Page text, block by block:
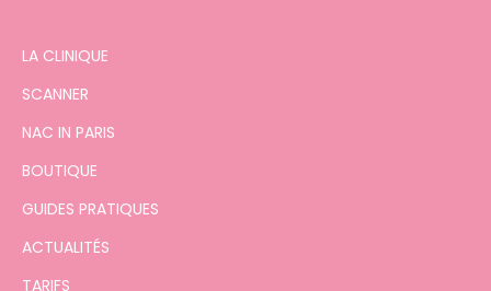
LA CLINIQUE
SCANNER
NAC IN PARIS
BOUTIQUE
GUIDES PRATIQUES
ACTUALITÉS
TARIFS